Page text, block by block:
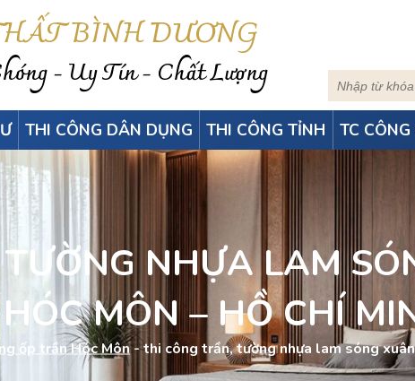
BÌNH DƯƠNG
- Uy Tín - Chất Lượng
THI CÔNG DÂN DỤNG THI CÔNG TỈNH TC
TƯỜNG NHỰA LAM
HÓC MÔN – HỒ CHÍ
ốp trần Hóc Môn-thi công trần, tường nhựa lam sóng